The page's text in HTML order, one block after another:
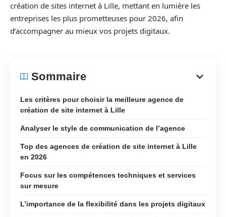
création de sites internet à Lille, mettant en lumière les
entreprises les plus prometteuses pour 2026, afin
d’accompagner au mieux vos projets digitaux.
Sommaire
Les critères pour choisir la meilleure agence de
création de site internet à Lille
Analyser le style de communication de l’agence
Top des agences de création de site internet à Lille
en 2026
Focus sur les compétences techniques et services
sur mesure
L’importance de la flexibilité dans les projets digitaux